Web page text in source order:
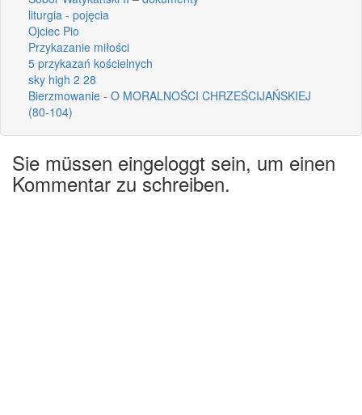
liturgia - pojęcia
Ojciec Pio
Przykazanie miłości
5 przykazań kościelnych
sky high 2 28
Bierzmowanie - O MORALNOŚCI CHRZEŚCIJAŃSKIEJ
(80-104)
Sie müssen eingeloggt sein, um einen
Kommentar zu schreiben.